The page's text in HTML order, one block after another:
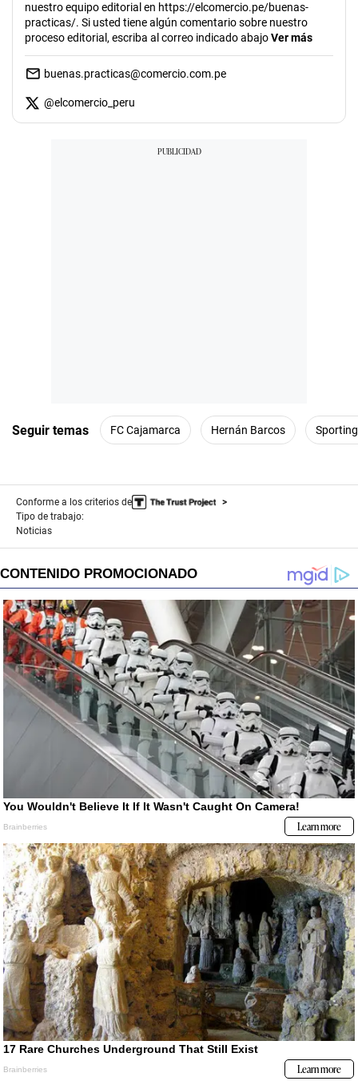
nuestro equipo editorial en https://elcomercio.pe/buenas-
practicas/. Si usted tiene algún comentario sobre nuestro
proceso editorial, escriba al correo indicado abajoVer más
buenas.practicas@comercio.com.pe
@elcomercio_peru
Seguir temas FC Cajamarca Hernán Barcos
Conforme a los criterios de
Tipo de trabajo:
Noticias